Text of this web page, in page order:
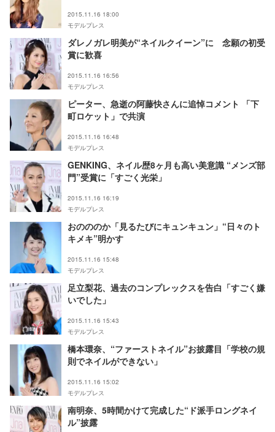
2015.11.16 18:00
モデルプレス
ダレノガレ明美が“ネイルクイーン”に 念願の初受
賞に歓喜
2015.11.16 16:56
モデルプレス
ピーター、急逝の阿藤快さんに追悼コメント 「下
町ロケット」で共演
2015.11.16 16:48
モデルプレス
GENKING、ネイル歴8ヶ月も高い美意識 “メンズ部
門”受賞に「すごく光栄」
2015.11.16 16:19
モデルプレス
おのののか「見るたびにキュンキュン」“日々のト
キメキ”明かす
2015.11.16 15:48
モデルプレス
足立梨花、過去のコンプレックスを告白「すごく嫌
いでした」
2015.11.16 15:43
モデルプレス
橋本環奈、“ファーストネイル”お披露目「学校の規
則でネイルができない」
2015.11.16 15:02
モデルプレス
南明奈、5時間かけて完成した“ド派手ロングネイ
ル”披露